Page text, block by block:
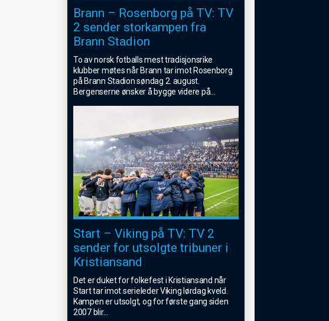
Brann – Rosenborg på TV: TV
2 sender storkampen fra
Brann Stadion
To av norsk fotballs mest tradisjonsrike
klubber møtes når Brann tar imot Rosenborg
på Brann Stadion søndag 2. august.
Bergenserne ønsker å bygge videre på
Start – Viking på TV: TV 2
sender for utsolgte tribuner i
Kristiansand
Det er duket for folkefest i Kristiansand når
Start tar imot serieleder Viking lørdag kveld.
Kampen er utsolgt, og for første gang siden
2007 blir...